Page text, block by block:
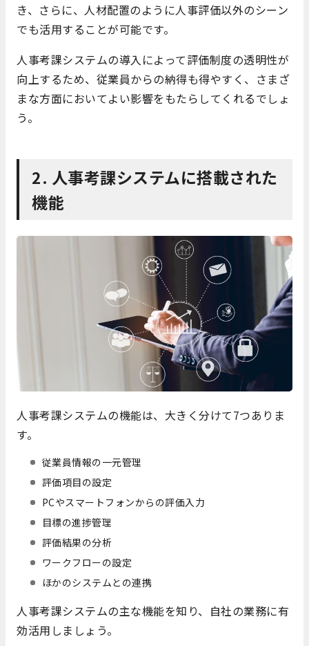
き、さらに、人材配置のように人事評価以外のシーン
でも活用することが可能です。
人事考課システムの導入によって評価制度の透明性が
向上するため、従業員からの納得も得やすく、さまざ
まな方面においてよい影響をもたらしてくれるでしょ
う。
2. 人事考課システムに搭載された
機能
人事考課システムの機能は、大きく分けて7つありま
す。
従業員情報の一元管理
評価項目の設定
PCやスマートフォンからの評価入力
目標の進捗管理
評価結果の分析
ワークフローの設定
ほかのシステムとの連携
人事考課システムの主な機能を知り、自社の業務に有
効活用しましょう。